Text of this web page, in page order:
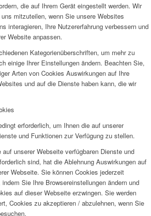
die auf Ihrem Gerät eingestellt werden. Wir
mitzuteilen, wenn Sie unsere Websites
interagieren, Ihre Nutzererfahrung verbessern und
Website anpassen.
Kategorienüberschriften, um mehr zu
einige Ihrer Einstellungen ändern. Beachten Sie,
Arten von Cookies Auswirkungen auf Ihre
und auf die Dienste haben kann, die wir
erforderlich, um Ihnen die auf unserer
und Funktionen zur Verfügung zu stellen.
unserer Webseite verfügbaren Dienste und
sind, hat die Ablehnung Auswirkungen auf
Webseite. Sie können Cookies jederzeit
Sie Ihre Browsereinstellungen ändern und
auf dieser Webseite erzwingen. Sie werden
Cookies zu akzeptieren / abzulehnen, wenn Sie